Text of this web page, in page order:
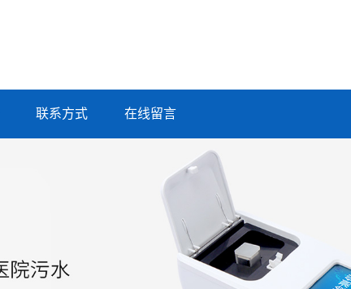
联系方式 在线留言